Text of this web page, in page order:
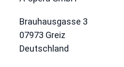
Brauhausgasse 3
07973 Greiz
Deutschland